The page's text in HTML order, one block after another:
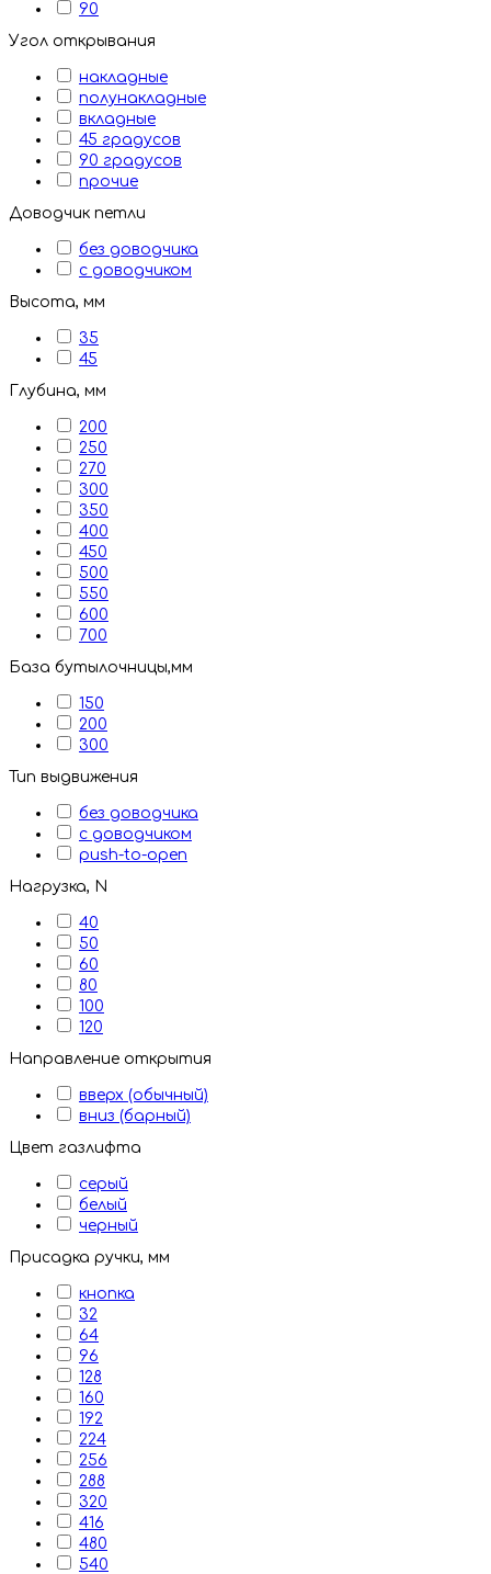
90
Угол открывания
накладные
полунакладные
вкладные
45 градусов
90 градусов
прочие
Доводчик петли
без доводчика
с доводчиком
Высота, мм
35
45
Глубина, мм
200
250
270
300
350
400
450
500
550
600
700
База бутылочницы,мм
150
200
300
Тип выдвижения
без доводчика
с доводчиком
push-to-open
Нагрузка, N
40
50
60
80
100
120
Направление открытия
вверх (обычный)
вниз (барный)
Цвет газлифта
серый
белый
черный
Присадка ручки, мм
кнопка
32
64
96
128
160
192
224
256
288
320
416
480
540